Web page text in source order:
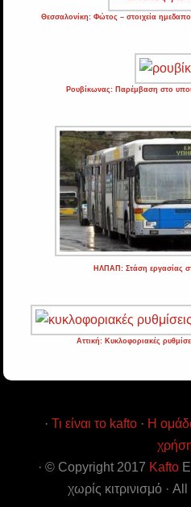
Θεσσαλονίκη: Φώτος – στοιχεία
Ρουβίκωνας: Παρέμβαση στο
ΗΛΠΑΠ: Στάση εργασίας
Αττική: Κυκλοφοριακές
· Τι είναι το kafto · Η
· © Copyright 2017 Kafto
χωρίς κιτρινισμό ·